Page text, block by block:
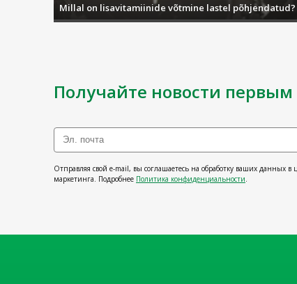
Millal on lisavitamiinide võtmine lastel põhjendatud?
Получайте новости первым
Отправляя свой e-mail, вы соглашаетесь на обработку ваших данных в
маркетинга. Подробнее Политика конфиденциальности